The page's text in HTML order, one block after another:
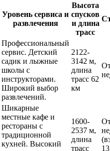
Уровень сервиса и
развлечения
Высота
спусков
и длина
трасс
Профессиональный
сервис. Детский
садик и лыжные
школы с
инструкторами.
Широкий выбор
развлечений.
2122-
3142 м,
длина
трасс 62
км
Шикарные
местные кафе и
рестораны с
традиционной
кухней. Высокий
1600-
2537 м,
длина
трасс